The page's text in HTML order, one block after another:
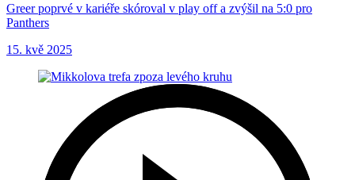
Greer poprvé v kariéře skóroval v play off a zvýšil na 5:0 pro
Panthers
15. kvě 2025